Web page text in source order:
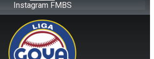
Instagram FMBS